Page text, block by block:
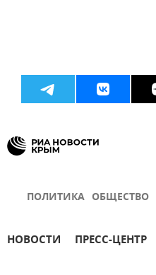
ПОЛИТИКА ОБЩЕСТВО
НОВОСТИ ПРЕСС-ЦЕНТР